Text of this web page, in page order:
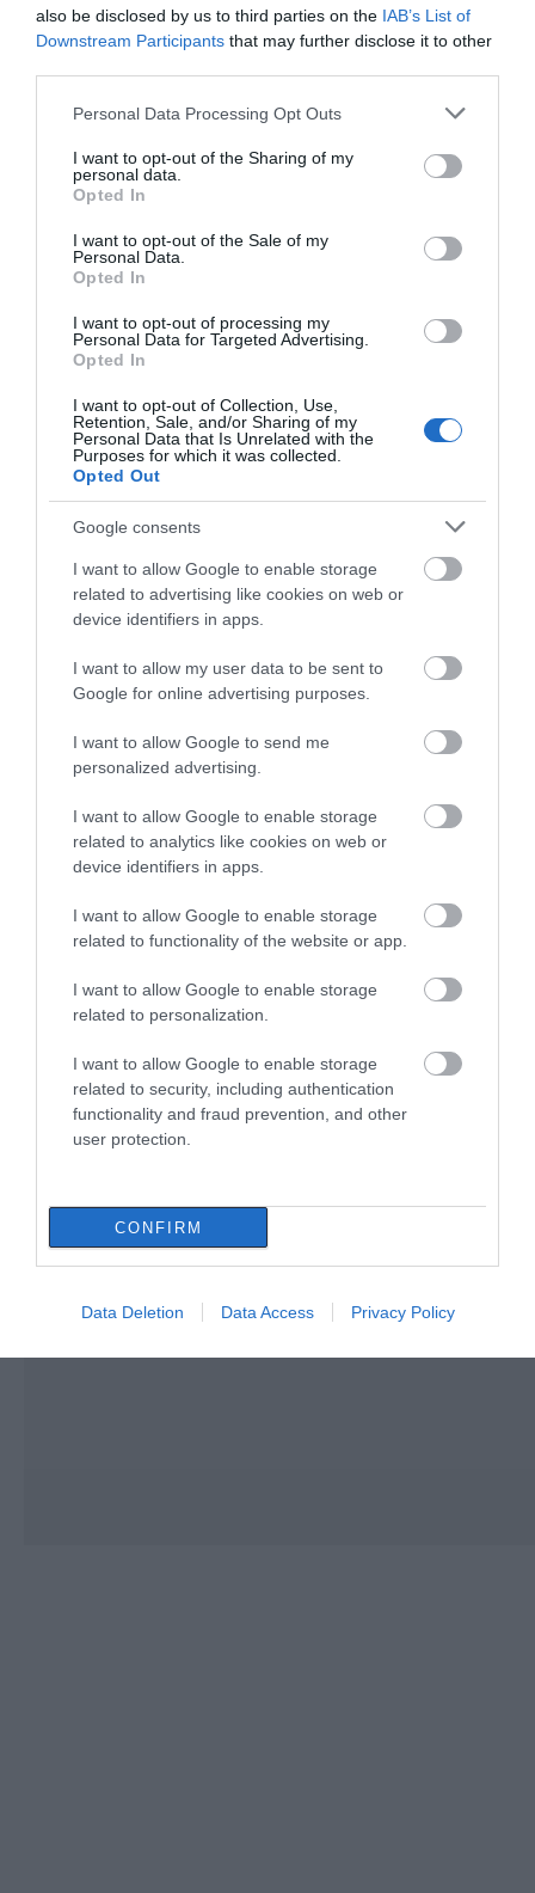
also be disclosed by us to third parties on the IAB’s List of
Downstream Participants that may further disclose it to other
Please note that this website/app uses one or more Google
not limited to your visit or usage behaviour. You may click to
grant or deny consent to Google and its third-party tags to
use your data for below specified purposes in below Google
consent section.
Personal Data Processing Opt Outs
I want to opt-out of the Sharing of my
personal data.
Opted In
I want to opt-out of the Sale of my
Personal Data.
Opted In
I want to opt-out of processing my
Personal Data for Targeted Advertising.
Opted In
I want to opt-out of Collection, Use,
Retention, Sale, and/or Sharing of my
Personal Data that Is Unrelated with the
Purposes for which it was collected.
Opted Out
Google consents
I want to allow Google to enable storage
related to advertising like cookies on web or
device identifiers in apps.
I want to allow my user data to be sent to
Google for online advertising purposes.
I want to allow Google to send me
personalized advertising.
I want to allow Google to enable storage
related to analytics like cookies on web or
device identifiers in apps.
I want to allow Google to enable storage
related to functionality of the website or app.
I want to allow Google to enable storage
related to personalization.
I want to allow Google to enable storage
related to security, including authentication
functionality and fraud prevention, and other
user protection.
CONFIRM
Data Deletion Data Access Privacy Policy
προκάλεσε αναστάτωση στην
κυκλοφορία
Νύχτα τρόμου στην Εύβοια:
προκάλεσαν σοβαρές ζημιές σε
ταβέρνα
Ο απόλυτος οδηγός για να ζήσεις
τη Σαντορίνη από τη θάλασσα
05.08.2026 | 19:00
τραυματίστηκε σε τροχαίο στην
Εύβοια
05.08.2026 | 18:40
Τρόμος σε πτήση της Air India: Το
αεροσκάφος έχασε απότομα ύψος
– 17 τραυματίες
05.08.2026 | 18:20
Νέα τηλεφωνική απάτη
05.08.2026 | 18:00
Μύκονος: Έψαχναν τσάντα και
ανακάλυψη κάτω από τα βράχια
05.08.2026 | 17:40
άγνωστοι εισέβαλαν σε σπίτι
μέσα στη νύχτα – Δείτε τι
05.08.2026 | 17:20
Ενισχύεται το ΕΚΑΒ
Μαντουδίου με δύο
ακόμη μόνιμους
ασθενοφόρο στον
Απάτη-σοκ στην
Εύβοια: «Βγάλτε τα
9.500 ευρώ και
Φωτιά σε λεωφορείο
στην Εύβοια
Καθαρό και άφθονο
Νύχτα τρόμου στην
σπίτι 95χρονης και
προκάλεσαν σοβαρές
ζημιές σε ταβέρνα
τραυματίστηκε σε
τροχαίο στην Εύβοια